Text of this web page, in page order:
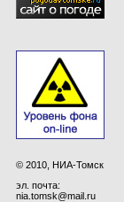
© 2010, НИА-Томск
эл. почта:
nia.tomsk@mail.ru